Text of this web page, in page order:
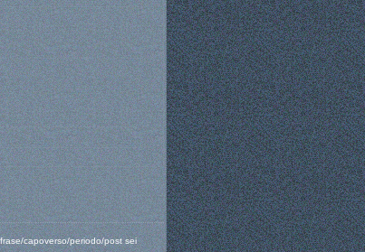
capoverso/periodo/post sei